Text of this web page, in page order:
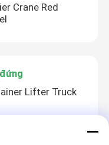
Crane Red
Lifter Truck